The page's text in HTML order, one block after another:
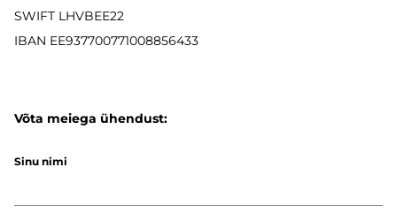
SWIFT LHVBEE22
IBAN EE937700771008856433
Võta meiega ühendust:
Sinu nimi